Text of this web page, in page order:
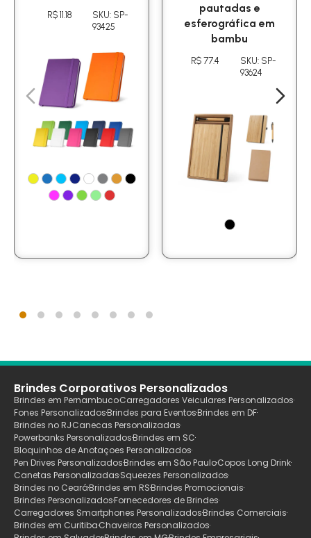
R$ 11.18
SKU: SP-
93425
pautadas e
esferográfica em
bambu
R$ 77.4
SKU: SP-
93624
Brindes Corporativos Personalizados
Brindes em PernambucoCarregadores Veiculares Personalizados
Fones PersonalizadosBrindes para EventosBrindes em DF
Brindes no RJCanecas Personalizadas
Powerbanks PersonalizadosBrindes em SC
Bloquinhos de Anotaçoes Personalizados
Pen Drives PersonalizadosBrindes em São PauloCopos Long Drink
Canetas PersonalizadasSqueezes Personalizados
Brindes no CearáBrindes em RSBrindes Promocionais
Brindes PersonalizadosFornecedores de Brindes
Carregadores Smartphones PersonalizadosBrindes Comerciais
Brindes em CuritibaChaveiros Personalizados